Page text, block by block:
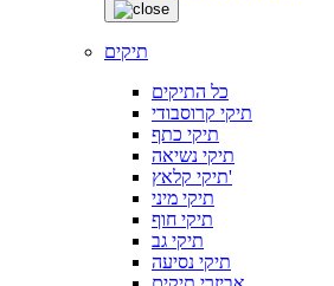
תיקים
כל התיקים
תיקי קרוסבודי
תיקי כתף
תיקי נשיאה
תיקי קלאץ'
תיקי מיני
תיקי חוף
תיקי גב
תיקי נסיעה